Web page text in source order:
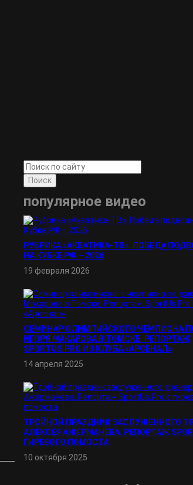
Поиск
популярное видео
РУБРИКА «АКВАТИКА-TВ». ПОБЕДА
НА КУБКЕ РФ – 2026
19 февраля 2026
СЕМИНАР ОЛИМПИЙСКОГО ЧЕМПИОНА
ИГОРЯ МАКАРОВА В ТОМСКЕ. РЕПОРТАЖ
SPORTUS.PRO ИЗ КЛУБА «АРСЕНАЛ»
14 апреля 2025
ТРОЙНОЙ ПРАЗДНИК ЗАСЛУЖЕННОГО
АЛЕКСЕЯ АЖЕРМАЧЕВА. РЕПОРТАЖ
ГИРЕВОГО ПОМОСТА
10 октября 2025